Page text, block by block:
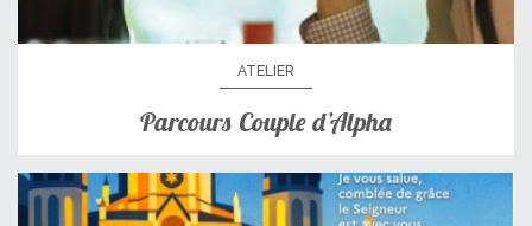
ATELIER
Parcours Couple d’Alpha